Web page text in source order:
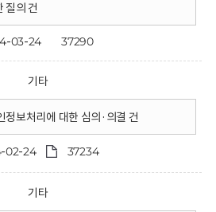
질의 건
03-24 37290
기타
정보처리에 대한 심의·의결 건
02-24 37234
기타